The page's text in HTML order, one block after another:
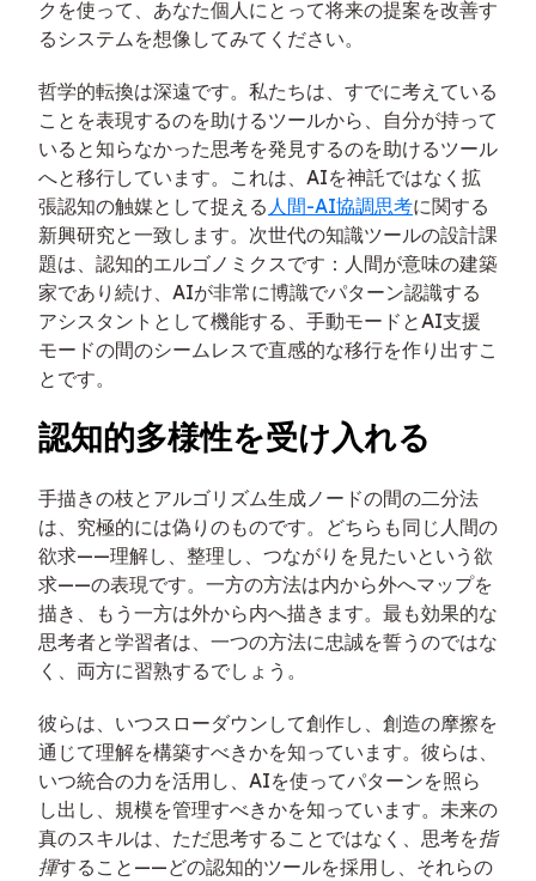
クを使って、あなた個人にとって将来の提案を改善す
るシステムを想像してみてください。
哲学的転換は深遠です。私たちは、すでに考えている
ことを表現するのを助けるツールから、自分が持って
いると知らなかった思考を発見するのを助けるツール
へと移行しています。これは、AIを神託ではなく拡
張認知の触媒として捉える 人間-AI協調思考に関する
新興研究と一致します。次世代の知識ツールの設計課
題は、認知的エルゴノミクスです：人間が意味の建築
家であり続け、AIが非常に博識でパターン認識する
アシスタントとして機能する、手動モードとAI支援
モードの間のシームレスで直感的な移行を作り出すこ
とです。
認知的多様性を受け入れる
手描きの枝とアルゴリズム生成ノードの間の二分法
は、究極的には偽りのものです。どちらも同じ人間の
欲求——理解し、整理し、つながりを見たいという欲
求——の表現です。一方の方法は内から外へマップを
描き、もう一方は外から内へ描きます。最も効果的な
思考者と学習者は、一つの方法に忠誠を誓うのではな
く、両方に習熟するでしょう。
彼らは、いつスローダウンして創作し、創造の摩擦を
通じて理解を構築すべきかを知っています。彼らは、
いつ統合の力を活用し、AIを使ってパターンを照ら
し出し、規模を管理すべきかを知っています。未来の
真のスキルは、ただ思考することではなく、思考を指
揮すること——どの認知的ツールを採用し、それらの